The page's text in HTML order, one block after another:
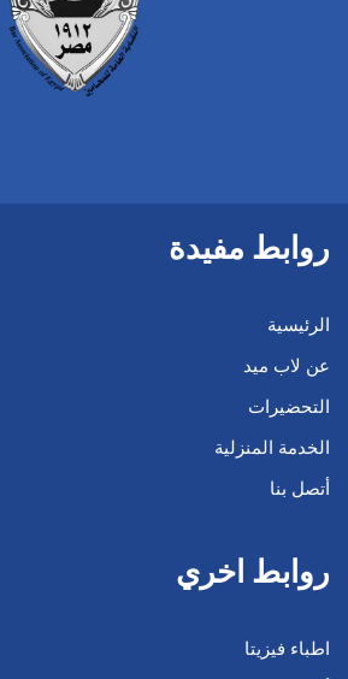
روابط مفيدة
الرئيسية
عن لاب ميد
التحضيرات
الخدمة المنزلية
أتصل بنا
روابط اخري
اطباء فيزيتا